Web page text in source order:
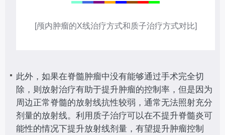
[颅内肿瘤的X线治疗方式和质子治疗方式对比]
此外，如果在脊髓肿瘤中没有能够通过手术完全切
除，则放射治疗有助于提升肿瘤的控制率，但是因为
周边正常脊髓的放射线抗性较弱，通常无法照射充分
剂量的放射线。利用质子治疗可以在不提升脊髓炎可
能性的情况下提升放射线剂量，有望提升肿瘤控制